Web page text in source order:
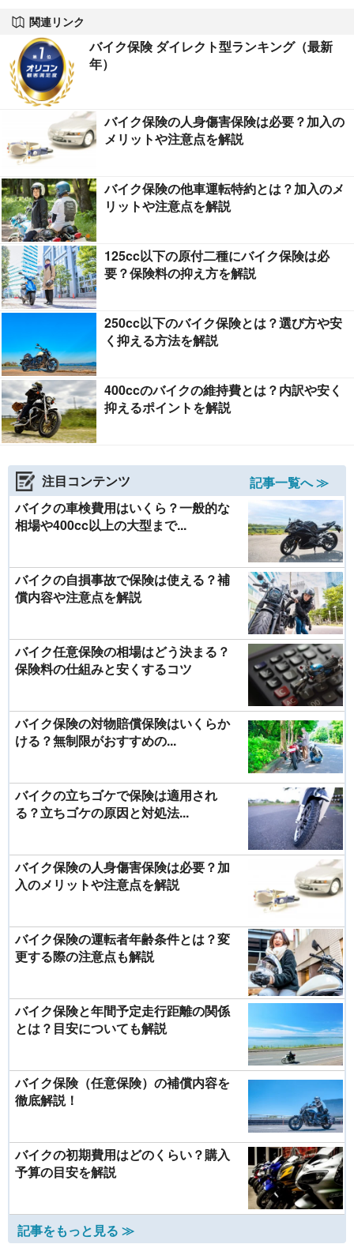
関連リンク
バイク保険 ダイレクト型ランキング（最新
年）
バイク保険の人身傷害保険は必要？加入の
メリットや注意点を解説
バイク保険の他車運転特約とは？加入のメ
リットや注意点を解説
125cc以下の原付二種にバイク保険は必
要？保険料の抑え方を解説
250cc以下のバイク保険とは？選び方や安
く抑える方法を解説
400ccのバイクの維持費とは？内訳や安く
抑えるポイントを解説
注目コンテンツ
記事一覧へ ≫
バイクの車検費用はいくら？一般的な
相場や400cc以上の大型まで...
バイクの自損事故で保険は使える？補
償内容や注意点を解説
バイク任意保険の相場はどう決まる？
保険料の仕組みと安くするコツ
バイク保険の対物賠償保険はいくらか
ける？無制限がおすすめの...
バイクの立ちゴケで保険は適用され
る？立ちゴケの原因と対処法...
バイク保険の人身傷害保険は必要？加
入のメリットや注意点を解説
バイク保険の運転者年齢条件とは？変
更する際の注意点も解説
バイク保険と年間予定走行距離の関係
とは？目安についても解説
バイク保険（任意保険）の補償内容を
徹底解説！
バイクの初期費用はどのくらい？購入
予算の目安を解説
記事をもっと見る ≫